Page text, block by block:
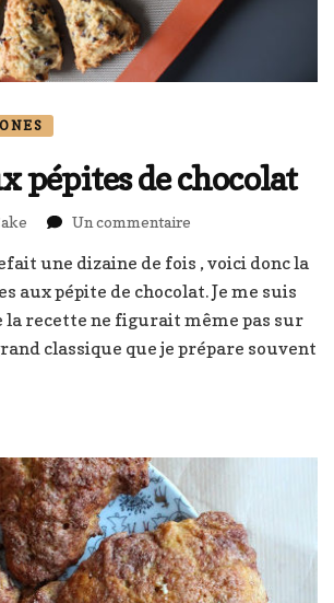
pépites de chocolat
Un commentaire
aux
pépites
de
chocolat
une dizaine de fois , voici donc la
aux pépite de chocolat. Je me suis
la recette ne figurait même pas sur
classique que je prépare souvent